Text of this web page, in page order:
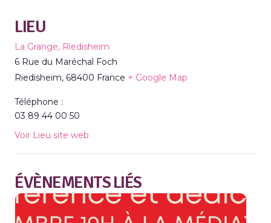
LIEU
La Grange, Riedisheim
6 Rue du Maréchal Foch
Riedisheim, 68400 France + Google Map
Téléphone :
03 89 44 00 50
Voir Lieu site web
ÉVÈNEMENTS LIÉS